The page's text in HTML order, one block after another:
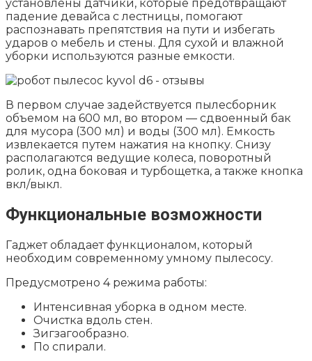
установлены датчики, которые предотвращают
падение девайса с лестницы, помогают
распознавать препятствия на пути и избегать
ударов о мебель и стены. Для сухой и влажной
уборки используются разные емкости.
В первом случае задействуется пылесборник
объемом на 600 мл, во втором — сдвоенный бак
для мусора (300 мл) и воды (300 мл). Емкость
извлекается путем нажатия на кнопку. Снизу
располагаются ведущие колеса, поворотный
ролик, одна боковая и турбощетка, а также кнопка
вкл/выкл.
Функциональные возможности
Гаджет обладает функционалом, который
необходим современному умному пылесосу.
Предусмотрено 4 режима работы:
Интенсивная уборка в одном месте.
Очистка вдоль стен.
Зигзагообразно.
По спирали.